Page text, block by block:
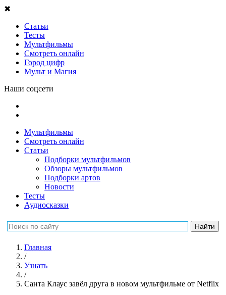
✖
Статьи
Тесты
Мультфильмы
Смотреть онлайн
Город цифр
Мульт и Магия
Наши соцсети
Мультфильмы
Смотреть онлайн
Статьи
Подборки мультфильмов
Обзоры мультфильмов
Подборки артов
Новости
Тесты
Аудиосказки
Главная
/
Узнать
/
Санта Клаус завёл друга в новом мультфильме от Netflix